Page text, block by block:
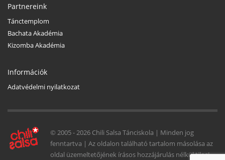
Partnereink
Tánctemplom
Bachata Akadémia
Kizomba Akadémia
Információk
Adatvédelmi nyilatkozat
© 2005 -2026 Chili Salsa Tánciskola | Minden jog
fenntartva | Az oldalon található tartalom másolása az
oldal üzemeltetőjének írásos hozzájárulás nélkül tilos!